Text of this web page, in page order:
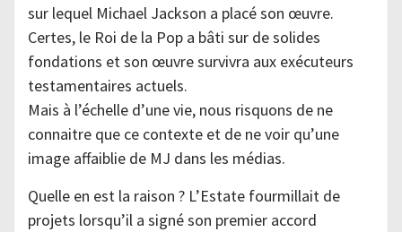
sur lequel Michael Jackson a placé son œuvre.
Certes, le Roi de la Pop a bâti sur de solides
fondations et son œuvre survivra aux exécuteurs
testamentaires actuels.
Mais à l’échelle d’une vie, nous risquons de ne
connaitre que ce contexte et de ne voir qu’une
image affaiblie de MJ dans les médias.
Quelle en est la raison ? L’Estate fourmillait de
projets lorsqu’il a signé son premier accord